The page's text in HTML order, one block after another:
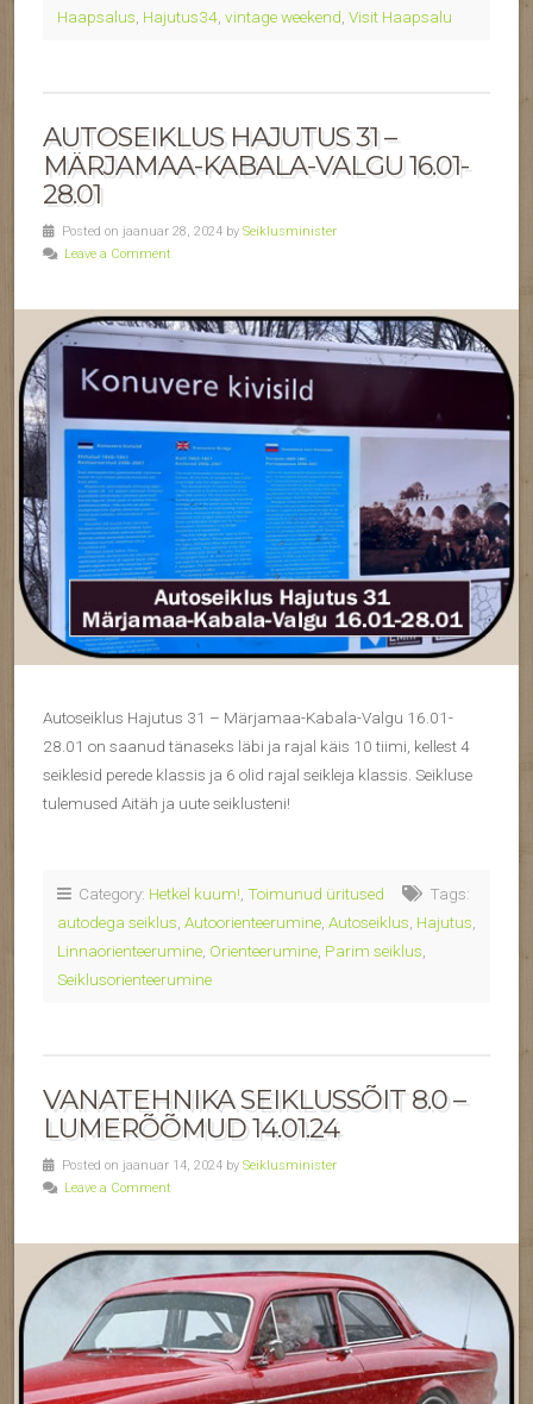
Haapsalus, Hajutus34, vintage weekend, Visit Haapsalu
AUTOSEIKLUS HAJUTUS 31 –
MÄRJAMAA-KABALA-VALGU 16.01-
28.01
Posted on jaanuar 28, 2024 by Seiklusminister
Leave a Comment
Autoseiklus Hajutus 31 – Märjamaa-Kabala-Valgu 16.01-
28.01 on saanud tänaseks läbi ja rajal käis 10 tiimi, kellest 4
seiklesid perede klassis ja 6 olid rajal seikleja klassis. Seikluse
tulemused Aitäh ja uute seiklusteni!
Category: Hetkel kuum! Toimunud üritused
Tags:
autodega seiklus Autoorienteerumine Autoseiklus Hajutus
Linnaorienteerumine Orienteerumine Parim seiklus
Seiklusorienteerumine
VANATEHNIKA SEIKLUSSÕIT 8.0 –
LUMERÕÕMUD 14.01.24
Posted on jaanuar 14, 2024 by Seiklusminister
Leave a Comment